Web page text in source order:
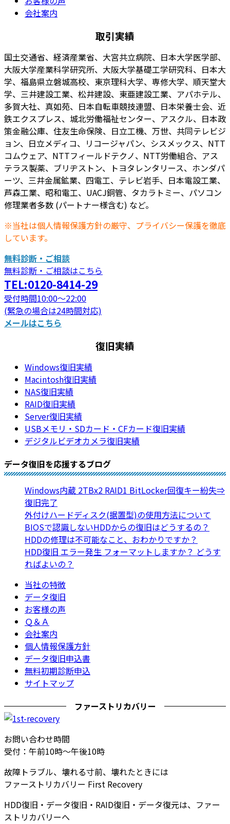
会社案内
取引実績
国土交通省、経済産業省、大宮共立病院、日本大学医学部、
大阪大学産業科学研究所、大阪大学基礎工学研究科、日本大
学、福島県立磐城高校、東京理科大学、専修大学、順天堂大
学、三井建設工業、松井建設、東亜建設工業、アパホテル、
多賀大社、真如苑、日本自転車競技連盟、日本栄養士会、近
鉄エクスプレス、城北労働福祉センター、アスクル、日本政
策金融公庫、住友生命保険、日立工機、万世、共同テレビジ
ョン、日立メディコ、リコージャパン、シスメックス、NTT
コムウェア、NTTフィールドテクノ、NTT労働組合、アス
テラス製薬、ブリヂストン、トヨタレンタリース、ホンダパ
ーツ、三井金属鉱業、四電工、テレビ岩手、日本電設工業、
芦森工業、昭和電工、UACJ銅管、タカラトミー、パソコン
修理業者多数 (パートナー様含む) など。
※当社は個人情報保護方針の厳守、プライバシー保護を徹底
しています。
無料診断・ご相談
無料診断・ご相談はこちら
TEL:0120-8414-29
受付時間10:00～22:00
(緊急の場合は24時間対応)
メールはこちら
復旧実績
Windows復旧実績
Macintosh復旧実績
NAS復旧実績
RAID復旧実績
Server復旧実績
USBメモリ・SDカード・CFカード復旧実績
デジタルビデオカメラ復旧実績
データ復旧を応援するブログ
Windows内蔵 2TBx2 RAID1 BitLocker回復キー紛失⇒
復旧完了
外付けハードディスク(据置型)の使用方法について
BIOSで認識しないHDDからの復旧はどうするの？
HDDの修理は不可能なこと、おわかりですか？
HDD復旧 エラー発生 フォーマットしますか？ どうす
ればよいの？
当社の特徴
データ復旧
お客様の声
Ｑ＆Ａ
会社案内
個人情報保護方針
データ復旧申込書
無料初期診断申込
サイトマップ
ファーストリカバリー
お問い合わせ時間
受付：午前10時～午後10時
故障トラブル、壊れる寸前、壊れたときには
ファーストリカバリー First Recovery
HDD復旧・データ復旧・RAID復旧・データ復元は、ファー
ストリカバリーへ